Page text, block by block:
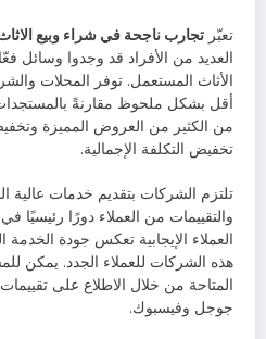
تعبّر تجارب ناجحة في شراء وبيع
العديد من الأفراد قد وجدوا وسائل
الأثاث المستعمل. توفر المحلات
أقل بشكل ملحوظ مقارنةً
من الكثير من العروض المميزة
تخفيض التكلفة الإجمالية.
تلتزم الشركات بتقديم خدمات عالية
والتقييمات من العملاء دورًا رئيسيًا
العملاء الإيجابية تعكس جودة الخدمة
هذه الشركات للعملاء الجدد. يمكن
المتاحة من خلال الاطلاع على
جوجل وفيسبوك.